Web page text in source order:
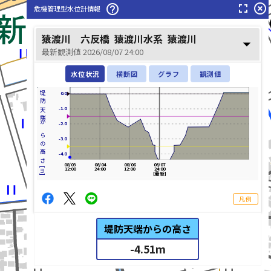
危機管理型水位計情報 help_outline fullscreen highlight_off
猿渡川 六反橋 猿渡川水系 猿渡川
最新観測値 2026/08/07 24:00 arrow_drop_down
水位状況 横断図 グラフ 観測値
堤防天端からの高さ[m] -4.0
-3.0
-2.0
-1.0
0.0
08/07
24:00
[最新]
08/06
12:00
08/04
24:00
08/03
12:00
凡例
堤防天端からの高さ
-4.51m